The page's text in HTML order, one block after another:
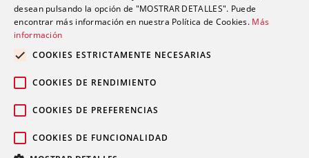
Unidad de Tráfico
Urgencias
Urología
© 2026 Grupo Ribera |
desean pulsando la opción de "MOSTRAR DETALLES". Puede
encontrar más información en nuestra Política de Cookies. Más
información
COOKIES ESTRICTAMENTE NECESARIAS
COOKIES DE RENDIMIENTO
COOKIES DE PREFERENCIAS
COOKIES DE FUNCIONALIDAD